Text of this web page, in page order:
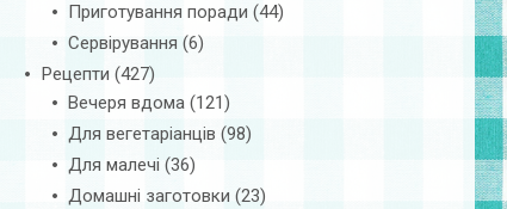
Приготування поради (44)
Сервірування (6)
Рецепти (427)
Вечеря вдома (121)
Для вегетаріанців (98)
Для малечі (36)
Домашні заготовки (23)